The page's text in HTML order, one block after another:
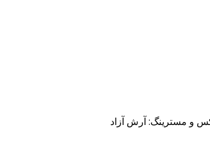
و مسترینگ: آرش آزاد